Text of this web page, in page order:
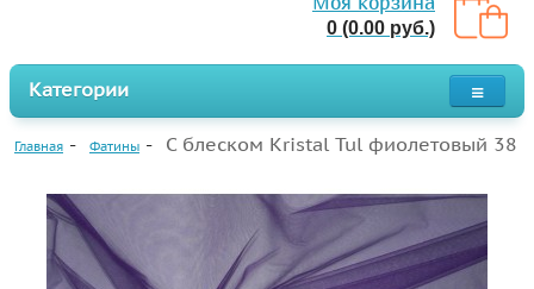
0 (0.00 руб.)
Категории
Главная Фатины С блеском Kristal Tul фиолетовый 38